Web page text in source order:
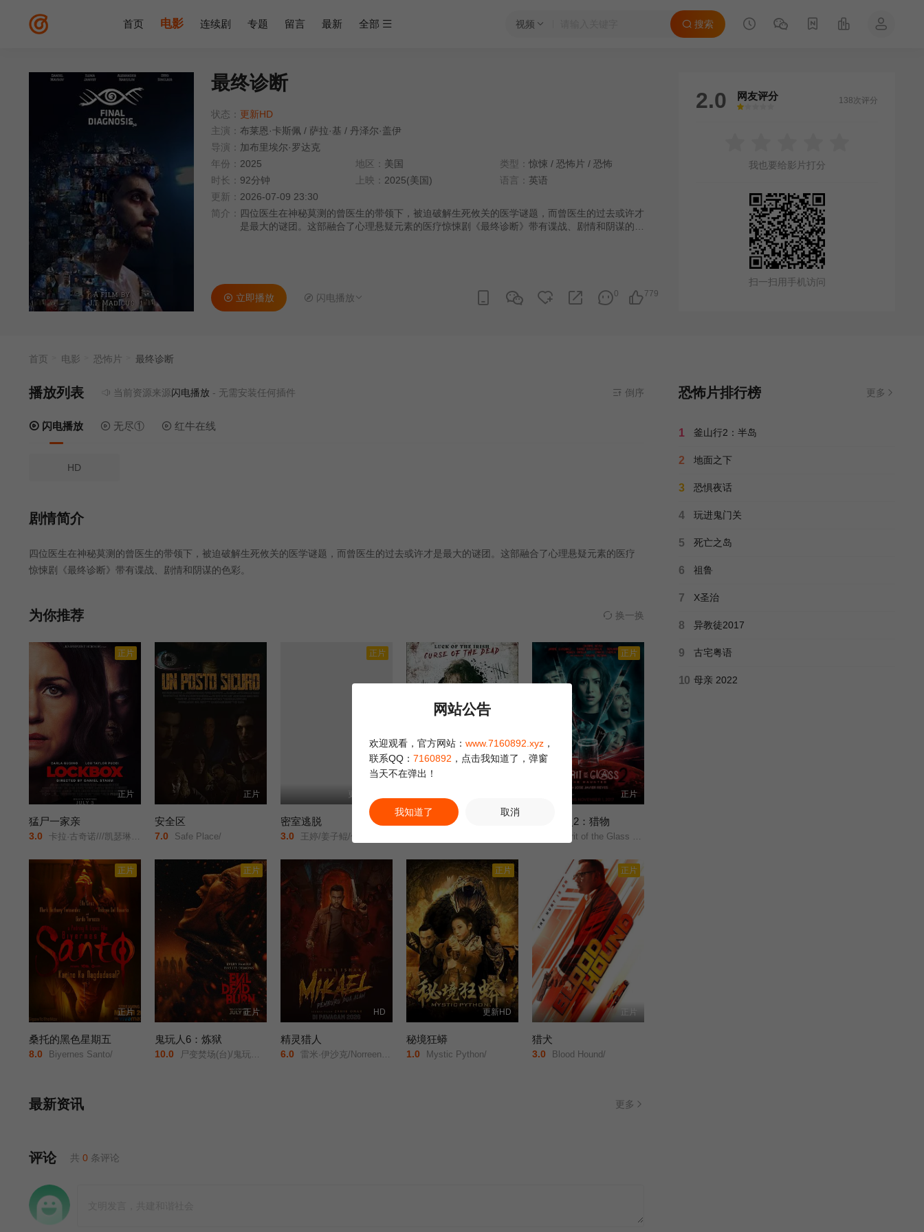
视频 搜索
首页 电影 连续剧 专题 留言 最新 全部
最终诊断
状态： 更新HD
主演： 布莱恩·卡斯佩 / 萨拉·基 / 丹泽尔·盖伊
导演： 加布里埃尔·罗达克
年份： 2025 地区： 美国 类型： 惊悚 / 恐怖片 / 恐怖
时长： 92分钟 上映： 2025(美国) 语言： 英语
更新： 2026-07-09 23:30
简介： 四位医生在神秘莫测的曾医生的带领下，被迫破解生死攸关的医学谜题，而曾医生的过去或许才
是最大的谜团。这部融合了心理悬疑元素的医疗惊悚剧《最终诊断》带有谍战、剧情和阴谋的色
779
0
立即播放 闪电播放
2.0 网友评分
很差
较差还行推荐
力荐
138次评分
我也要给影片打分
扫一扫用手机访问
首页 电影 恐怖片 最终诊断
播放列表 当前资源来源闪电播放- 无需安装任何插件 倒序
闪电播放 无尽① 红牛在线
HD
剧情简介
四位医生在神秘莫测的曾医生的带领下，被迫破解生死攸关的医学谜题，而曾医生的过去或许才是最大的谜团。这部融合了心理悬疑元素的医疗
惊悚剧《最终诊断》带有谍战、剧情和阴谋的色彩。
为你推荐 换一换
正片
正片
猛尸一家亲
3.0 卡拉·古奇诺///凯瑟琳·伊莎贝尔///卢·泰勒·普奇///唐纳德·沙利斯///凯文·麦克纳尔蒂// Jason William Day //杰森·麦金农///罗曼·金赛拉///杰卡·博尚// Darcey Johnson / Aedan Edwards / Lee Tichon / Kenny Wood-Schatz/
正片
安全区
7.0 Safe Place/
正片
更新至1集
密室逃脱
3.0 王婷/姜子鲲/何索/祁圣翰/张珊珊/
节日大屠杀
正片
正片
玻璃之灵2：猎物
Spirit of the Glass 2: The Hunted/
正片
正片
桑托的黑色星期五
8.0 Biyernes Santo/
正片
正片
鬼玩人6：炼狱
10.0 尸变焚场(台)/鬼玩人6：燃烧/鬼玩人崛起衍生电影/
HD
精灵猎人
6.0 雷米·伊沙克/Norreen/Iman/
正片
更新HD
秘境狂蟒
1.0 Mystic Python/
正片
正片
猎犬
3.0 Blood Hound/
最新资讯 更多
评论 共 0 条评论
恐怖片排行榜 更多
1 釜山行2：半岛
2 地面之下
3 恐惧夜话
4 玩进鬼门关
5 死亡之岛
6 祖鲁
7 X圣治
8 异教徒2017
9 古宅粤语
10 母亲 2022
网站公告
欢迎观看，官方网站： www.7160892.xyz ，
联系QQ： 7160892 ，点击我知道了，弹窗
当天不在弹出！
我知道了 取消